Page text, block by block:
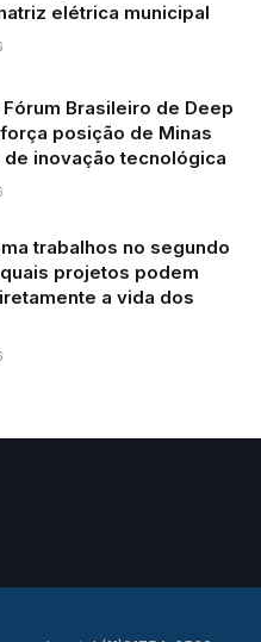
elétrica municipal
Brasileiro de Deep
posição de Minas
inovação tecnológica
trabalhos no segundo
projetos podem
a vida dos